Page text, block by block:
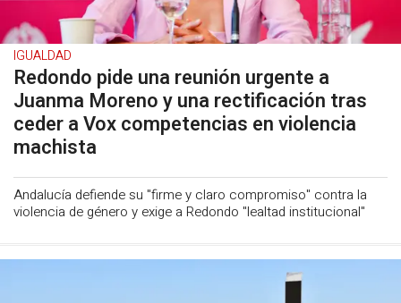
IGUALDAD
Redondo pide una reunión urgente a
Juanma Moreno y una rectificación tras
ceder a Vox competencias en violencia
machista
Andalucía defiende su "firme y claro compromiso" contra la
violencia de género y exige a Redondo "lealtad institucional"